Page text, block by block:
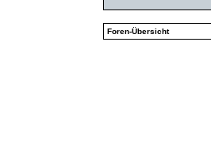
Foren-Übersicht